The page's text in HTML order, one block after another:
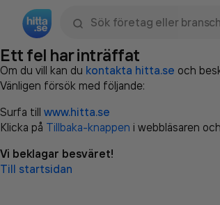
Ett fel har inträffat
Om du vill kan du kontakta hitta.se och
Vänligen försök med följande:
Surfa till www.hitta.se
Klicka på Tillbaka-knappen i webbläsaren
Vi beklagar besväret!
Till startsidan